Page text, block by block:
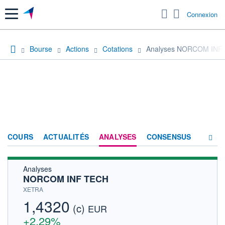
Menu Connexion
Bourse Actions Cotations Analyses NORCOM INF
COURS ACTUALITÉS ANALYSES CONSENSUS
Analyses
NORCOM INF TECH
XETRA
1,4320 (c) EUR
+2,29%